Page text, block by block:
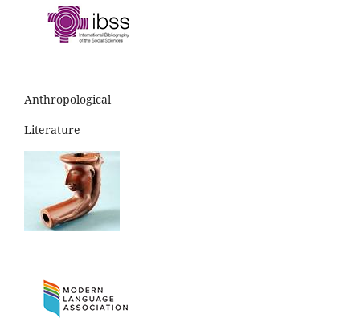
Anthropological
Literature